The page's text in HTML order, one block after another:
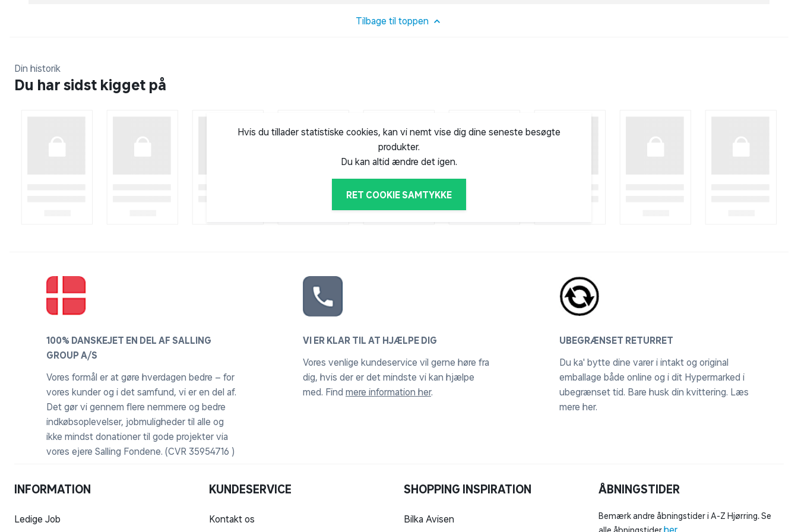
Vaiana-dukken bærer en aftagelig top og nederdel, der er tro mod filmen, beregnet til lange,
Den perfekte gave til børn fra 3 år og opefter til at forestille sig at udforske land og hav med
deres yndlings Disney Vaiana 2-venner. Fans vil ønske at samle alle Disney Vaiana 2-mode-
tilgængelighed. Disney Vaiana 2 Vaiana Mode-Dukke med 2 tilbehør & aftageligt outfit,
inspireret af filmen. Inkluderer 1 Vaiana-dukke iført top, nederdel, halskæde og ankelkæde.
Tilbage til toppen
Din historik
Du har sidst kigget på
Hvis du tillader statistiske cookies, kan vi nemt vise dig dine seneste besøgte
produkter.
Du kan altid ændre det igen.
RET COOKIE SAMTYKKE
100% DANSKEJET EN DEL AF SALLING
GROUP A/S
Vores formål er at gøre hverdagen bedre – for
vores kunder og i det samfund, vi er en del af.
Det gør vi gennem flere nemmere og bedre
indkøbsoplevelser, jobmuligheder til alle og
ikke mindst donationer til gode projekter via
vores ejere Salling Fondene. (CVR 35954716 )
VI ER KLAR TIL AT HJÆLPE DIG
Vores venlige kundeservice vil gerne høre fra
dig, hvis der er det mindste vi kan hjælpe
med. Find mere information her.
UBEGRÆNSET RETURRET
Du ka' bytte dine varer i intakt og original
emballage både online og i dit Hypermarked i
ubegrænset tid. Bare husk din kvittering. Læs
mere her.
INFORMATION
Ledige Job
KUNDESERVICE
Kontakt os
SHOPPING INSPIRATION
Bilka Avisen
ÅBNINGSTIDER
Bemærk andre åbningstider i A-Z Hjørring. Se
her